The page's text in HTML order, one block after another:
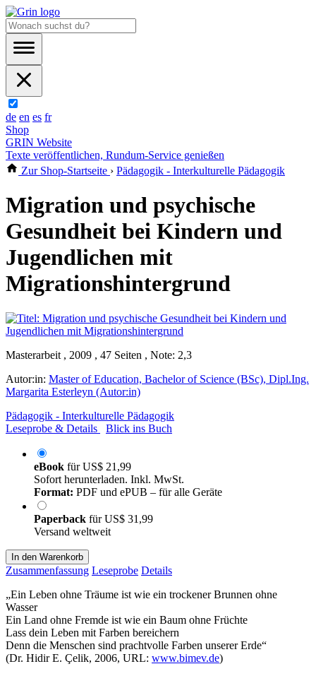
de en es fr
Shop
GRIN Website
Texte veröffentlichen, Rundum-Service genießen
Zur Shop-Startseite › Pädagogik - Interkulturelle Pädagogik
Migration und psychische
Gesundheit bei Kindern und
Jugendlichen mit
Migrationshintergrund
Masterarbeit , 2009 , 47 Seiten , Note: 2,3
Autor:in: Master of Education, Bachelor of Science (BSc), Dipl.Ing.
Margarita Esterleyn (Autor:in)
Pädagogik - Interkulturelle Pädagogik
Leseprobe & Details
Blick ins Buch
eBook fürUS$ 21,99
Sofort herunterladen. Inkl. MwSt.
Format: PDF und ePUB – für alle Geräte
Paperback fürUS$ 31,99
Versand weltweit
In den Warenkorb
Zusammenfassung Leseprobe Details
„Ein Leben ohne Träume ist wie ein trockener Brunnen ohne
Wasser
Ein Land ohne Fremde ist wie ein Baum ohne Früchte
Lass dein Leben mit Farben bereichern
Denn die Menschen sind prachtvolle Farben unserer Erde“
(Dr. Hidir E. Çelik, 2006, URL: www.bimev.de)